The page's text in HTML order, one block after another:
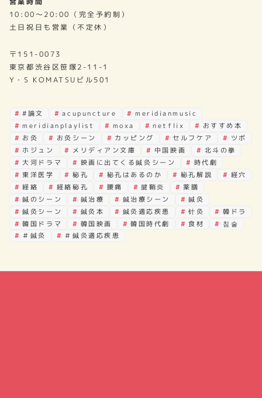
10:00～20:00（完全予約制）
土日祝日も営業（不定休）
〒151-0073
東京都渋谷区笹塚2-11-1
Y・S KOMATSUビル501
#論文 acupuncture
meridianmusic
meridianplaylist
moxa netflix
おすすめ本
お灸
お灸シーン カッピング セルフケア
ツボ
ホジュン
メリディアン文庫 中国映画
北斗の拳
大河ドラマ
映画に出てくる鍼灸シーン
時代劇
東洋医学
秘孔 秘孔はあるのか 秘孔解説
経穴
経絡
経絡秘孔 腰痛 腱鞘炎
薬膳
鍼のシーン
鍼治療 鍼治療シーン
鍼灸
鍼灸シーン
鍼灸本 鍼灸適応疾患 针灸
韓ドラ
韓国ドラマ
韓国映画 韓国時代劇 食材
침술
＃鍼灸
＃鍼灸適応疾患